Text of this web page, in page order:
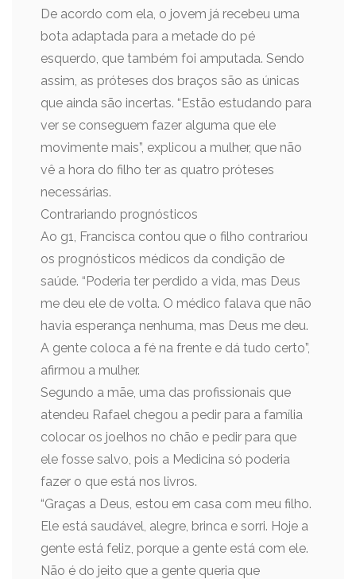
De acordo com ela, o jovem já recebeu uma
bota adaptada para a metade do pé
esquerdo, que também foi amputada. Sendo
assim, as próteses dos braços são as únicas
que ainda são incertas. “Estão estudando para
ver se conseguem fazer alguma que ele
movimente mais”, explicou a mulher, que não
vê a hora do filho ter as quatro próteses
necessárias.
Contrariando prognósticos
Ao g1, Francisca contou que o filho contrariou
os prognósticos médicos da condição de
saúde. “Poderia ter perdido a vida, mas Deus
me deu ele de volta. O médico falava que não
havia esperança nenhuma, mas Deus me deu.
A gente coloca a fé na frente e dá tudo certo”,
afirmou a mulher.
Segundo a mãe, uma das profissionais que
atendeu Rafael chegou a pedir para a família
colocar os joelhos no chão e pedir para que
ele fosse salvo, pois a Medicina só poderia
fazer o que está nos livros.
“Graças a Deus, estou em casa com meu filho.
Ele está saudável, alegre, brinca e sorri. Hoje a
gente está feliz, porque a gente está com ele.
Não é do jeito que a gente queria que